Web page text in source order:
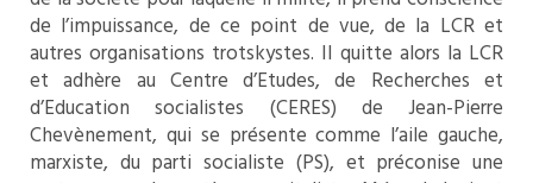
de l’impuissance, de ce point de vue, de la LCR et
autres organisations trotskystes. Il quitte alors la LCR
et adhère au Centre d’Etudes, de Recherches et
d’Education socialistes (CERES) de Jean-Pierre
Chevènement, qui se présente comme l’aile gauche,
marxiste, du parti socialiste (PS), et préconise une